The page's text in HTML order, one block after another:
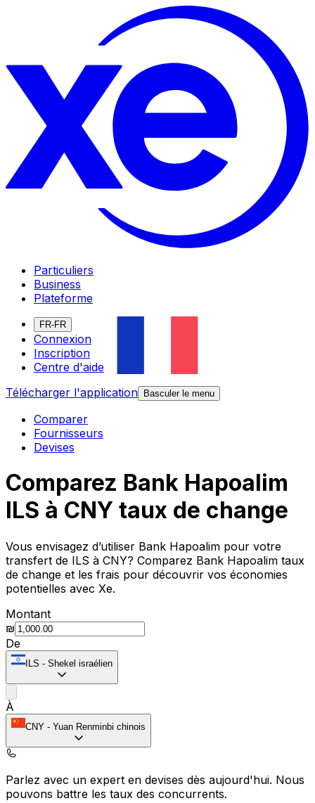
Particuliers
Business
Plateforme
FR-FR
Connexion
Inscription
Centre d'aide
Télécharger l'application
Basculer le menu
Comparer
Fournisseurs
Devises
Comparez Bank Hapoalim
ILS à CNY taux de change
Vous envisagez d’utiliser Bank Hapoalim pour votre
transfert de ILS à CNY? Comparez Bank Hapoalim taux
de change et les frais pour découvrir vos économies
potentielles avec Xe.
Montant
₪
De
ILS - Shekel israélien
À
CNY - Yuan Renminbi chinois
Parlez avec un expert en devises dès aujourd'hui. Nous
pouvons battre les taux des concurrents.